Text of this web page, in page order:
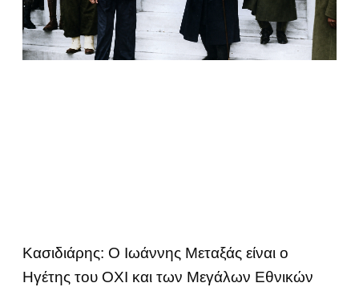
Κασιδιάρης: Ο Ιωάννης Μεταξάς είναι ο
Ηγέτης του ΟΧΙ και των Μεγάλων Εθνικών